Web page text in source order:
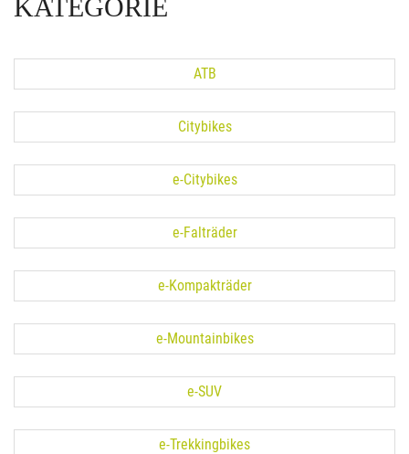
KATEGORIE
ATB
Citybikes
e-Citybikes
e-Falträder
e-Kompakträder
e-Mountainbikes
e-SUV
e-Trekkingbikes